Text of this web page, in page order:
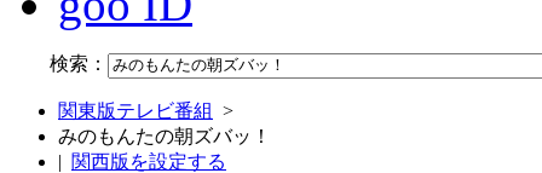
検索：
関東版テレビ番組 >
みのもんたの朝ズバッ！
| 関西版を設定する